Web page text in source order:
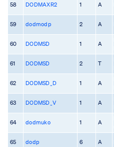
58 DODMAXR2 1 A
59 dodmodp 2 A
60 DODMSD 1 A
61 DODMSD 2 T
62 DODMSD_D 1 A
63 DODMSD_V 1 A
64 dodmuko 1 A
65 dodp 6 A